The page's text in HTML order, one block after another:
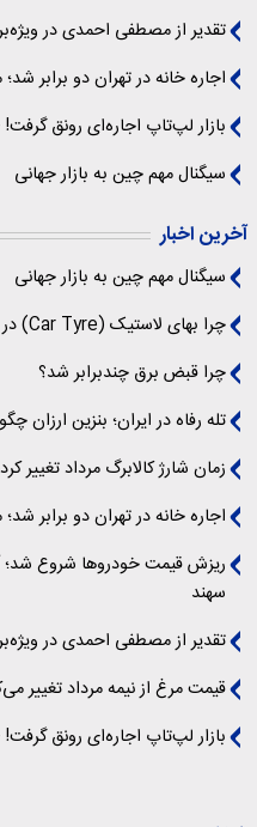
تقدیر از مصطفی احمدی در
اجاره خانه در تهران دو برابر
بازار لپ‌تاپ اجاره‌ای رونق
سیگنال‌ مهم چین به بازار جهانی
آخرین اخبار
سیگنال‌ مهم چین به بازار جهانی
چرا بهای لاستیک (Car Tyre) در جهان بالا می‌برد؟
چرا قبض برق چندبرابر شد؟
تله رفاه در ایران؛ بنزین
زمان شارژ کالابرگ مرداد تغییر
اجاره خانه در تهران دو برابر
ریزش قیمت خودروها شروع شد؛
سهند
تقدیر از مصطفی احمدی در
قیمت مرغ از نیمه مرداد تغییر
بازار لپ‌تاپ اجاره‌ای رونق